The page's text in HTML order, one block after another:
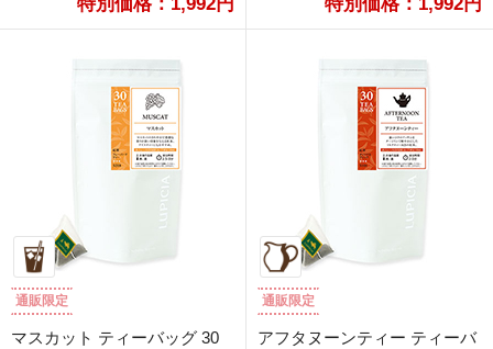
通販限定
マスカット ティーバッグ 30
通販限定
アフタヌーンティー ティーバ